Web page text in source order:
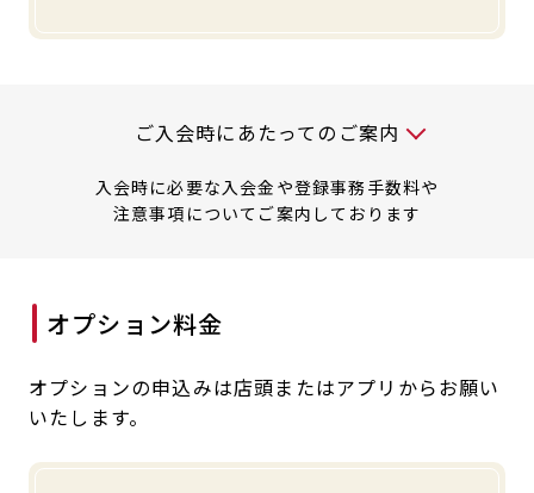
入会時には以下の料金が必要です
会員種別により頂戴する金額が異なる場合がございま
■入会・オプション追加・退会・オプション解約等の
お手続きはJOYFITアプリにてお手続きが可能です。
ご入会時にあたってのご案内
入会時に必要な入会金や登録事務手数料や
注意事項についてご案内しております
オプション料金
オプションの申込みは店頭またはアプリからお願い
いたします。